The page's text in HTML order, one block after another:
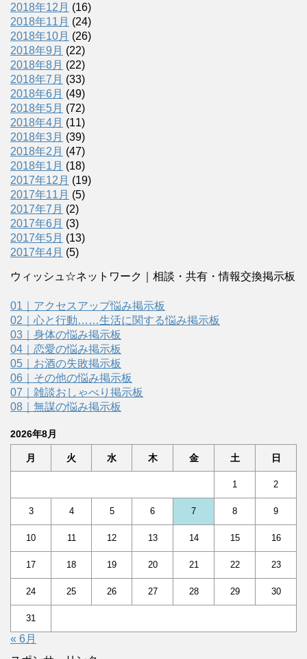
2018年12月 (16)
2018年11月 (24)
2018年10月 (26)
2018年9月 (22)
2018年8月 (22)
2018年7月 (33)
2018年6月 (49)
2018年5月 (72)
2018年4月 (11)
2018年3月 (39)
2018年2月 (47)
2018年1月 (18)
2017年12月 (19)
2017年11月 (5)
2017年7月 (2)
2017年6月 (3)
2017年5月 (13)
2017年4月 (5)
ウィッシュ☆ネットワーク｜相談・共有・情報交換掲示板
01｜アクセスアップ悩み掲示板
02｜心と行動……生活に関する悩み掲示板
03｜身体の悩み掲示板
04｜恋愛の悩み掲示板
05｜お酒の失敗掲示板
06｜その他の悩み掲示板
07｜雑談おしゃべり掲示板
08｜無謀の悩み掲示板
2026年8月
月 火 水 木 金 土 日
1 2
3 4 5 6 7 8 9
10 11 12 13 14 15 16
17 18 19 20 21 22 23
24 25 26 27 28 29 30
31
« 6月